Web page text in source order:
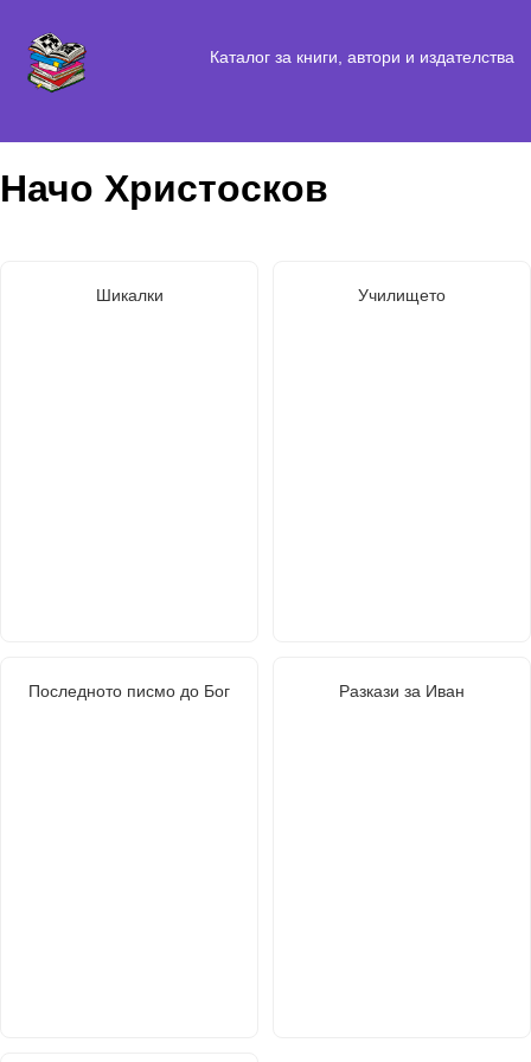
Каталог за книги, автори и издателства
Начо Христосков
Шикалки Училището
Последното писмо до Бог Разкази за Иван